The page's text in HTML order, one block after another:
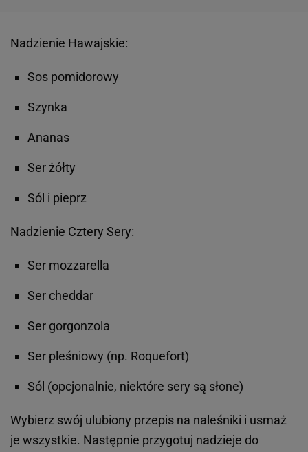
Nadzienie Hawajskie:
Sos pomidorowy
Szynka
Ananas
Ser żółty
Sól i pieprz
Nadzienie Cztery Sery:
Ser mozzarella
Ser cheddar
Ser gorgonzola
Ser pleśniowy (np. Roquefort)
Sól (opcjonalnie, niektóre sery są słone)
Wybierz swój ulubiony przepis na naleśniki i usmaż
je wszystkie. Następnie przygotuj nadzieje do